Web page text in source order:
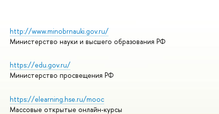
http://www.minobrnauki.gov.ru/
Министерство науки и высшего образования РФ
https://edu.gov.ru/
Министерство просвещения РФ
https://elearning.hse.ru/mooc
Массовые открытые онлайн-курсы